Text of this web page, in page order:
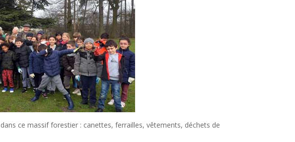
ce massif forestier : canettes, ferrailles, vêtements, déchets de